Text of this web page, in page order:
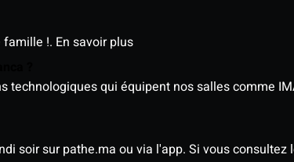
famille !. En savoir plus
qui équipent nos salles comme
soir sur pathe.ma ou via l'app. Si vous